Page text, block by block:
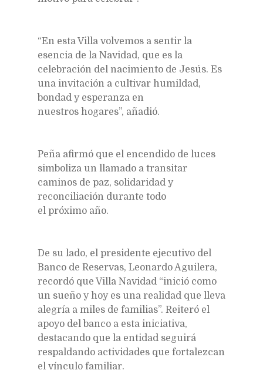
“En esta Villa volvemos a sentir la
esencia de la Navidad, que es la
celebración del nacimiento de Jesús. Es
una invitación a cultivar humildad,
bondad y esperanza en
nuestros hogares”, añadió.
Peña afirmó que el encendido de luces
simboliza un llamado a transitar
caminos de paz, solidaridad y
reconciliación durante todo
el próximo año.
De su lado, el presidente ejecutivo del
Banco de Reservas, Leonardo Aguilera,
recordó que Villa Navidad “inició como
un sueño y hoy es una realidad que lleva
alegría a miles de familias”. Reiteró el
apoyo del banco a esta iniciativa,
destacando que la entidad seguirá
respaldando actividades que fortalezcan
el vínculo familiar.